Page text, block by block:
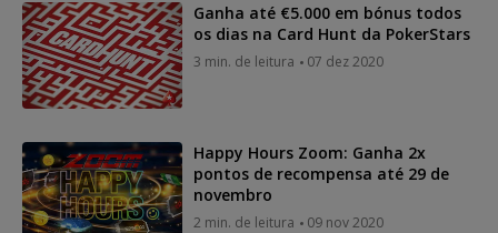
Ganha até €5.000 em bónus todos
os dias na Card Hunt da PokerStars
3 min. de leitura 07 dez 2020
Happy Hours Zoom: Ganha 2x
pontos de recompensa até 29 de
novembro
2 min. de leitura 09 nov 2020